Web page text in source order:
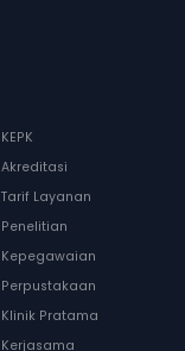
KEPK
Akreditasi
Tarif Layanan
Penelitian
Kepegawaian
Perpustakaan
Klinik Pratama
Kerjasama